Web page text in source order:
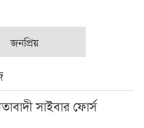
জনপ্রিয়
সাইবার ফোর্স